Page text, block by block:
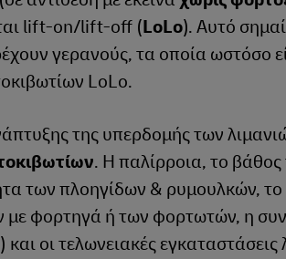
lift-on/lift-off (LoLo). Αυτό
γερανούς, τα οποία ωστόσο
LoLo.
της υπερδομής των
. Η παλίρροια, το βάθος
των πλοηγίδων & ρυμουλκών,
φορτηγά ή των φορτωτών, η
και οι τελωνειακές